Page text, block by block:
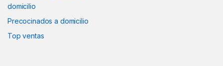
domicilio
Precocinados a domicilio
Top ventas